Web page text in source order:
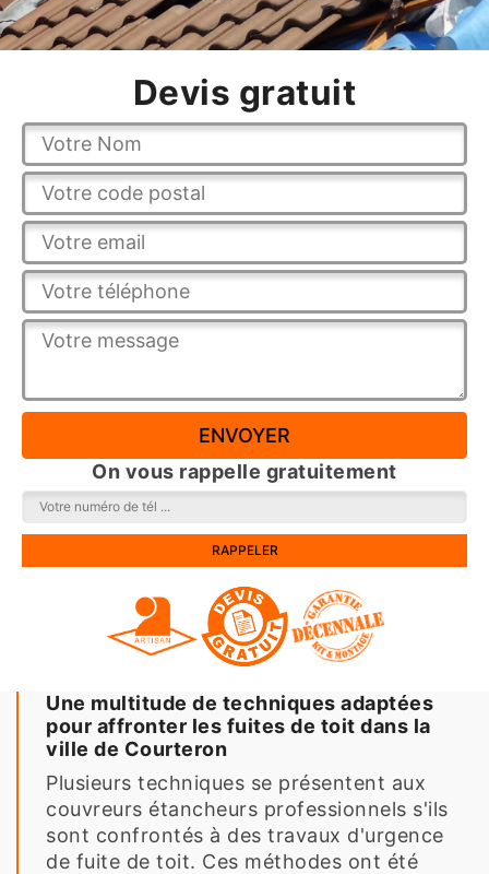
Devis gratuit
On vous rappelle gratuitement
Une multitude de techniques adaptées
pour affronter les fuites de toit dans la
ville de Courteron
Plusieurs techniques se présentent aux
couvreurs étancheurs professionnels s'ils
sont confrontés à des travaux d'urgence
de fuite de toit. Ces méthodes ont été